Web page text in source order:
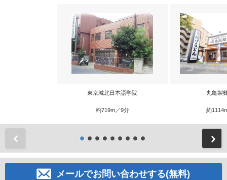
東京城北日本語学院
約719m／9分
丸亀製
約
メールでお問い合わせする(無料)